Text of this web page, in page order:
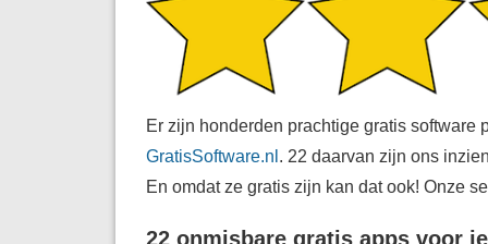
Er zijn honderden prachtige gratis software
GratisSoftware.nl. 22 daarvan zijn ons
En omdat ze gratis zijn kan dat ook! Onze
22 onmisbare gratis apps voor